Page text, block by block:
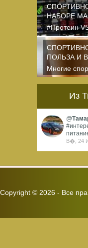
перевел
НАБОРЕ
#Протеин
для набора
ПОЛЬЗА И
Многие
Из
@
В�, 24
Copyright © 2026 - Все